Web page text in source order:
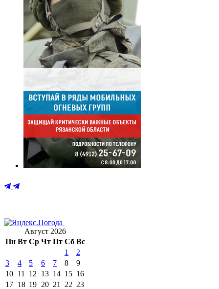
Август 2026
Пн Вт Ср Чт Пт Сб Вс
1
2
3
4 5 6 7 8
9
10 11 12 13 14 15 16
17 18 19 20 21 22 23